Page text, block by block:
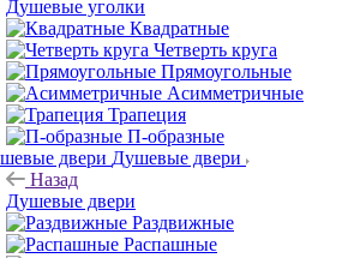
Душевые уголки
Квадратные
Четверть круга
Прямоугольные
Асимметричные
Трапеция
П-образные
Душевые двери
Назад
Душевые двери
Раздвижные
Распашные